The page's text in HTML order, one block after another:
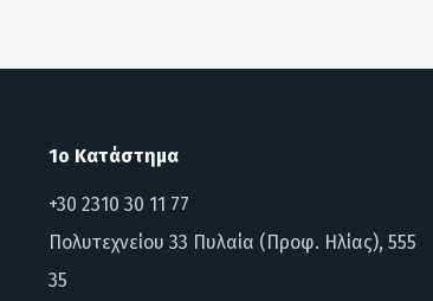
1ο Κατάστημα
+30 2310 30 11 77
Πολυτεχνείου 33 Πυλαία (Προφ. Ηλίας), 555
35